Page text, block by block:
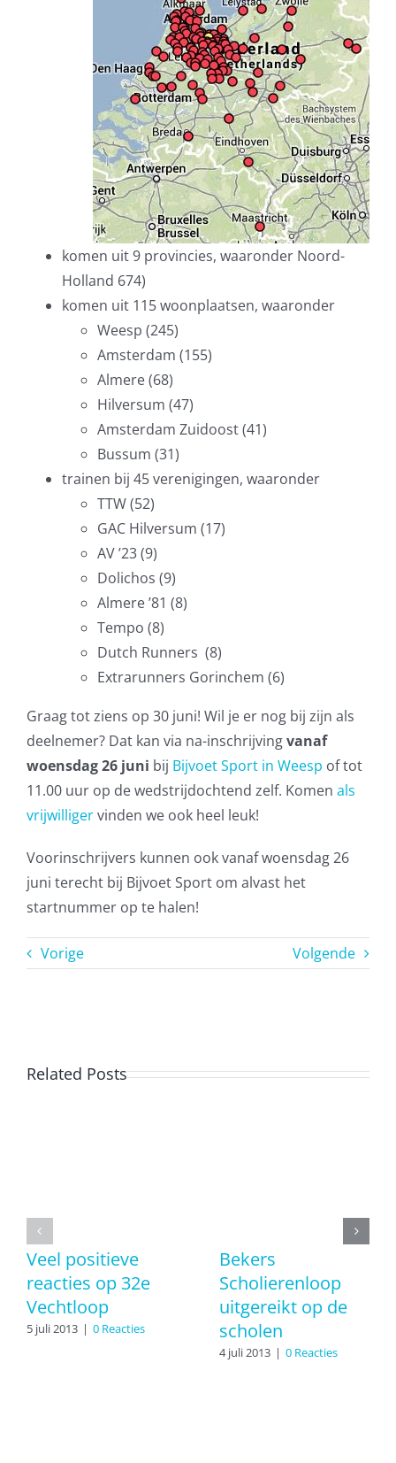
komen uit 9 provincies, waaronder Noord-
Holland 674)
komen uit 115 woonplaatsen, waaronder
Weesp (245)
Amsterdam (155)
Almere (68)
Hilversum (47)
Amsterdam Zuidoost (41)
Bussum (31)
trainen bij 45 verenigingen, waaronder
TTW (52)
GAC Hilversum (17)
AV ’23 (9)
Dolichos (9)
Almere ’81 (8)
Tempo (8)
Dutch Runners (8)
Extrarunners Gorinchem (6)
Graag tot ziens op 30 juni! Wil je er nog bij zijn als
deelnemer? Dat kan via na-inschrijvingvanaf
woensdag 26 juni bij Bijvoet Sport in Weesp of tot
11.00 uur op de wedstrijdochtend zelf. Komen als
vrijwilligervinden we ook heel leuk!
Voorinschrijvers kunnen ook vanaf woensdag 26
juni terecht bij Bijvoet Sport om alvast het
startnummer op te halen!
Vorige Volgende
Related Posts
Veel positieve
reacties op 32e
Vechtloop
5 juli 2013 | 0 Reacties
Bekers
Scholierenloop
uitgereikt op de
scholen
4 juli 2013 | 0 Reacties